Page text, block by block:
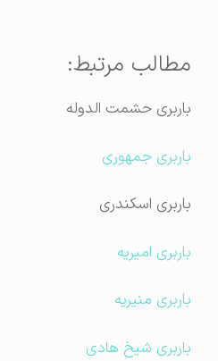
مطالب مرتبط:
باربری حشمت الدوله
باربری جمهوری
باربری اسکندری
باربری امیریه
باربری منیریه
باربری شیخ هادی